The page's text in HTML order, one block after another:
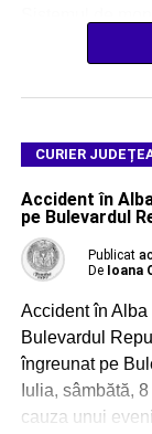
CURIER
Accident în
pe Bulevardul
Publicat
De Ioana
Accident în Alba
Bulevardul
îngreunat pe
Iulia, sâmbătă,
cauza unui